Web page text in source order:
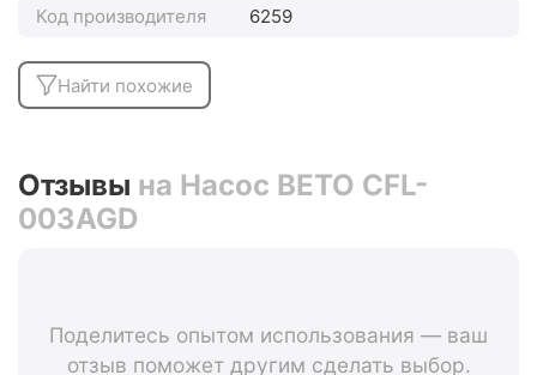
Код производителя
6259
Найти похожие
Отзывы на Насос BETO CFL-
003AGD
Поделитесь опытом использования — ваш
отзыв поможет другим сделать выбор.